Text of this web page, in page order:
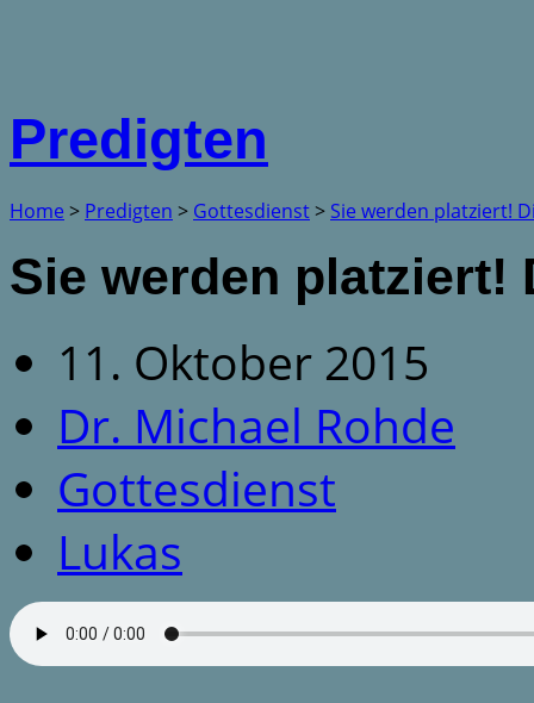
Predigten
Home > Predigten > Gottesdienst> Sie werden platziert!
Sie werden platziert!
11. Oktober 2015
Dr. Michael Rohde
Gottesdienst
Lukas